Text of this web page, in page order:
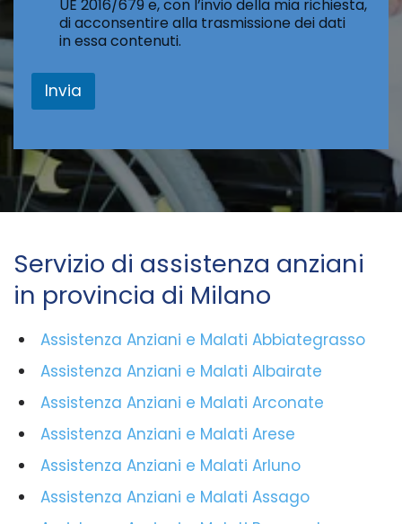
a
g
o
UE 2016/679 e, con l’invio della mia richiesta,
di acconsentire alla trasmissione dei dati
in essa contenuti.
Invia
Servizio di assistenza anziani
in provincia di Milano
Assistenza Anziani e Malati Abbiategrasso
Assistenza Anziani e Malati Albairate
Assistenza Anziani e Malati Arconate
Assistenza Anziani e Malati Arese
Assistenza Anziani e Malati Arluno
Assistenza Anziani e Malati Assago